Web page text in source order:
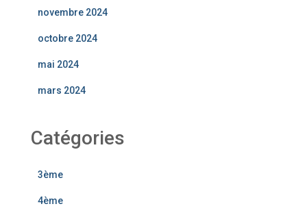
novembre 2024
octobre 2024
mai 2024
mars 2024
Catégories
3ème
4ème